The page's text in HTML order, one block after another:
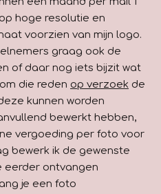
hoge resolutie en
voorzien van mijn logo.
graag ook de
of daar nog iets bijzit wat
die reden op verzoek de
kunnen worden
bewerkt hebben,
vergoeding per foto voor
bewerk ik de gewenste
eerder ontvangen
je een foto